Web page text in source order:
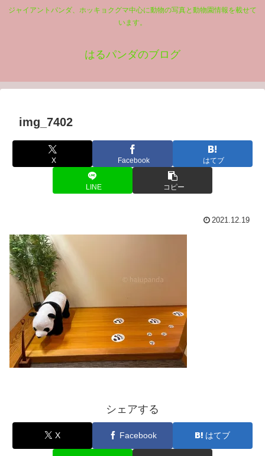
ジャイアントパンダ、ホッキョクグマ中心に動物の写真と動物園情報を載せて
います。
はるパンダのブログ
img_7402
X Facebook はてブ
LINE コピー
2021.12.19
シェアする
X Facebook はてブ